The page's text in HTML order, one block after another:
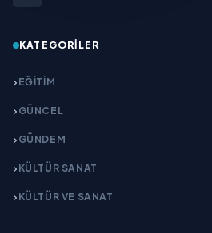
KATEGORILER
EĞITIM
GÜNCEL
GÜNDEM
KÜLTÜR SANAT
KÜLTÜR VE SANAT